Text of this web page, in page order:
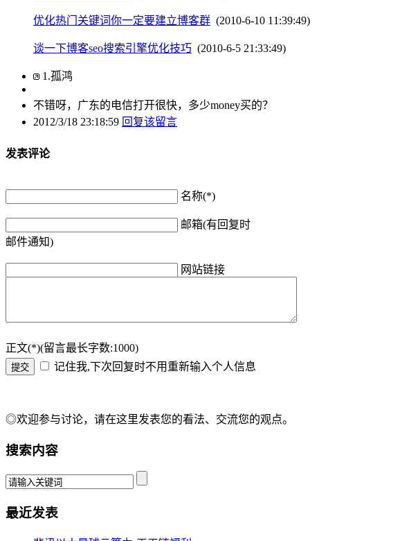
优化热门关键词你一定要建立博客群 (2010-6-10 11:39:49)
谈一下博客seo搜索引擎优化技巧 (2010-6-5 21:33:49)
1 .孤鸿
不错呀，广东的电信打开很快，多少money买的？
2012/3/18 23:18:59 回复该留言
发表评论
名称(*)
邮箱(有回复时
邮件通知)
网站链接
正文(*)(留言最长字数:1000)
记住我,下次回复时不用重新输入个人信息
◎欢迎参与讨论，请在这里发表您的看法、交流您的观点。
搜索内容
最近发表